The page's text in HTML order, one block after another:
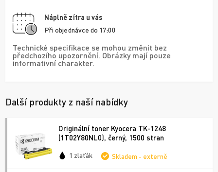
Náplně zítra u vás
Při objednávce do 17:00
Technické specifikace se mohou změnit bez
předchozího upozornění. Obrázky mají pouze
informativní charakter.
Další produkty z naší nabídky
Originální toner Kyocera TK-1248
(1T02Y80NL0), černý, 1500 stran
1 zlaťák Skladem - externě